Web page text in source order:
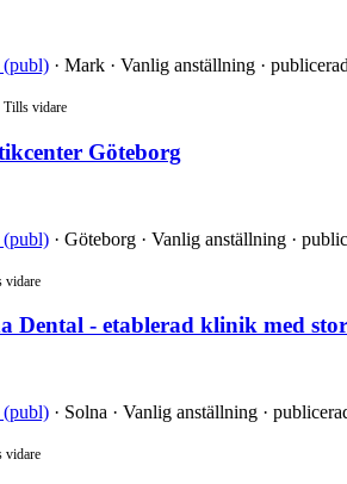
(publ) · Mark · Vanlig anställning ·
Tills vidare
Göteborg
(publ) · Göteborg · Vanlig anställning ·
vidare
Dental - etablerad klinik med
(publ) · Solna · Vanlig anställning ·
vidare